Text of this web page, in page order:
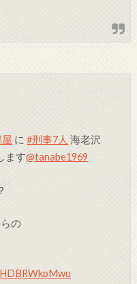
に#刑事7人 海老沢
ます@tanabe1969
の